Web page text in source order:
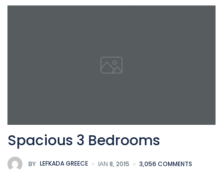
Spacious 3 Bedrooms
BY LEFKADA GREECE ΙΑΝ 8, 2015 3,056 COMMENTS